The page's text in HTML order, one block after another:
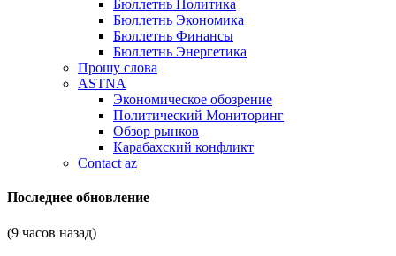
Бюллетнь Политика
Бюллетнь Экономика
Бюллетнь Финансы
Бюллетнь Энергетика
Прошу слова
ASTNA
Экономическое обозрение
Политический Мониторинг
Обзор рынков
Карабахский конфликт
Contact az
Последнее обновление
(9 часов назад)